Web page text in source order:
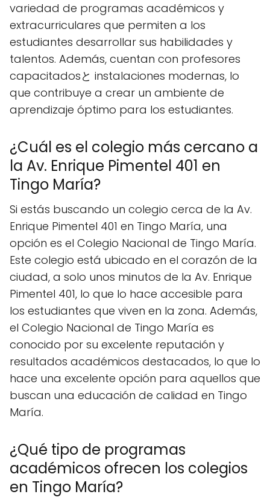
variedad de programas académicos y
extracurriculares que permiten a los
estudiantes desarrollar sus habilidades y
talentos. Además, cuentan con profesores
capacitadosと instalaciones modernas, lo
que contribuye a crear un ambiente de
aprendizaje óptimo para los estudiantes.
¿Cuál es el colegio más cercano a
la Av. Enrique Pimentel 401 en
Tingo María?
Si estás buscando un colegio cerca de la Av.
Enrique Pimentel 401 en Tingo María, una
opción es el Colegio Nacional de Tingo María.
Este colegio está ubicado en el corazón de la
ciudad, a solo unos minutos de la Av. Enrique
Pimentel 401, lo que lo hace accesible para
los estudiantes que viven en la zona. Además,
el Colegio Nacional de Tingo María es
conocido por su excelente reputación y
resultados académicos destacados, lo que lo
hace una excelente opción para aquellos que
buscan una educación de calidad en Tingo
María.
¿Qué tipo de programas
académicos ofrecen los colegios
en Tingo María?